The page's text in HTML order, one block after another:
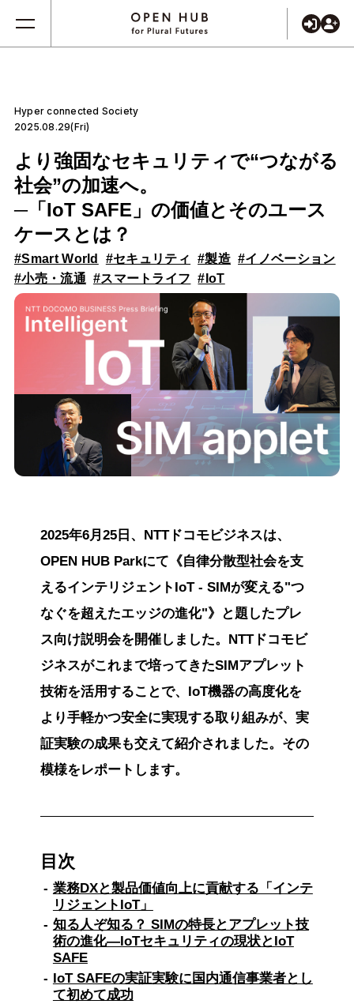
Hyper connected Society
2025.08.29(Fri)
より強固なセキュリティで“つながる
社会”の加速へ。
─「IoT SAFE」の価値とそのユース
ケースとは？
#Smart World #セキュリティ #製造 #イノベーション
#小売・流通 #スマートライフ #IoT
2025年6月25日、NTTドコモビジネスは、
OPEN HUB Parkにて《自律分散型社会を支
えるインテリジェントIoT - SIMが変える"つ
なぐを超えたエッジの進化"》と題したプレ
ス向け説明会を開催しました。NTTドコモビ
ジネスがこれまで培ってきたSIMアプレット
技術を活用することで、IoT機器の高度化を
より手軽かつ安全に実現する取り組みが、実
証実験の成果も交えて紹介されました。その
模様をレポートします。
目次
業務DXと製品価値向上に貢献する「インテ
リジェントIoT」
知る人ぞ知る？ SIMの特長とアプレット技
術の進化―IoTセキュリティの現状とIoT
SAFE
IoT SAFEの実証実験に国内通信事業者とし
て初めて成功